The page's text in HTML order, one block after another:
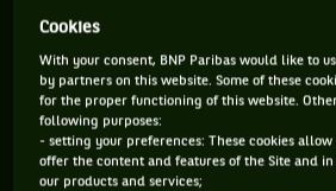
janvier dernier à Sydney,
Lleyton Hewitt ont testé le
nouvelle formule avec des
gagnants, no-ad, et
s’asseoir seulement entre
Simple expérimentation
Cookies
With your consent, BNP Paribas would like to
by partners on this website. Some of these
for the proper functioning of this website.
following purposes:
- setting your preferences: These cookies
offer the content and features of the Site and
our products and services;